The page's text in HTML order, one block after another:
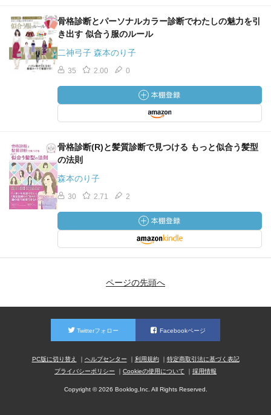
骨格診断とパーソナルカラー診断でわたしの魅力を引
き出す 似合う服のルール
二神弓子 森本のり子
35 2.00 0
骨格診断(R)と髪質診断で見つける もっと似合う髪型
の法則
森本のり子
30 2.71 2
ページの先頭へ
Twitterフォロー Facebookページ
PC版に切り替え ヘルプセンター 利用規約
特定商取引法に基づく表記
プライバシーポリシー
Cookieの使用について 採用情報
Copyright © 2026 Booklog,Inc. All Rights Reserved.